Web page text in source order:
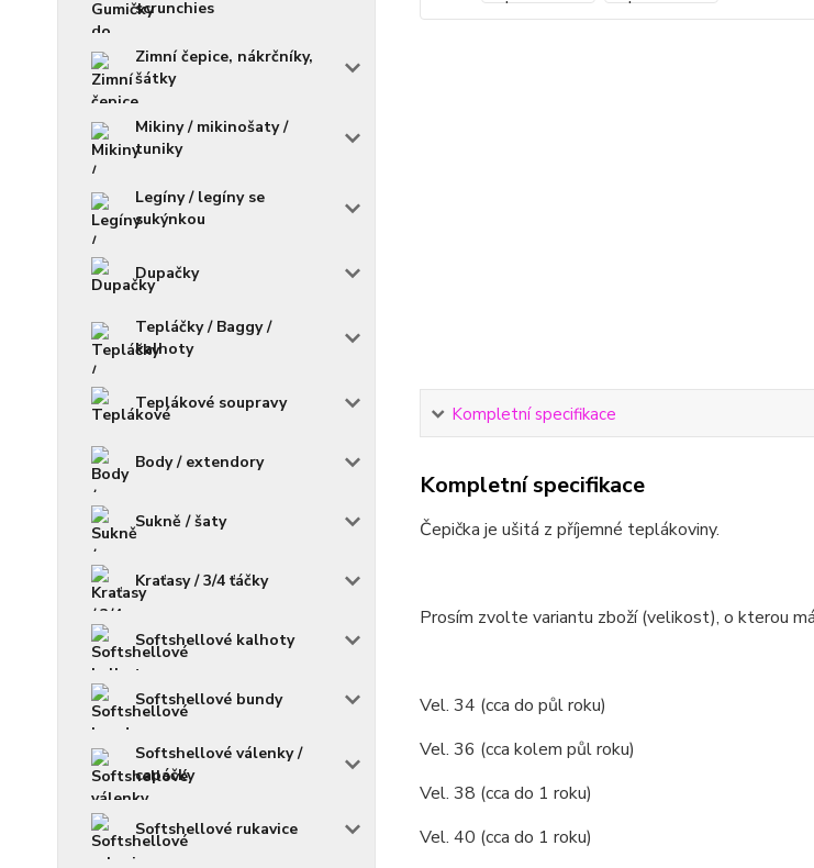
scrunchies
Zimní čepice, nákrčníky,
šátky
Mikiny / mikinošaty /
tuniky
Legíny / legíny se
sukýnkou
Dupačky
Tepláčky / Baggy /
kalhoty
Teplákové soupravy
Body / extendory
Sukně / šaty
Kraťasy / 3/4 ťáčky
Softshellové kalhoty
Softshellové bundy
Softshellové válenky /
capáčky
Softshellové rukavice
Kompletní specifikace
Kompletní specifikace
Čepička je ušitá z příjemné teplákoviny.
Prosím zvolte variantu zboží (velikost), o kterou
Vel. 34 (cca do půl roku)
Vel. 36 (cca kolem půl roku)
Vel. 38 (cca do 1 roku)
Vel. 40 (cca do 1 roku)